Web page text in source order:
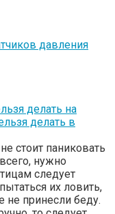
давления
делать на
делать в
стоит паниковать
нужно
следует
их ловить,
не принесли беду.